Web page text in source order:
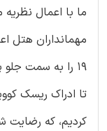
ما با اعمال
مهمانداران هتل
19 را به سمت
کردیم، که رضایت